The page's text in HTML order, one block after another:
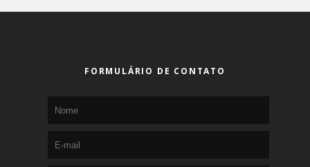
FORMULÁRIO DE CONTATO